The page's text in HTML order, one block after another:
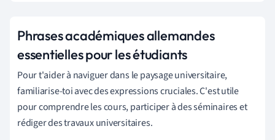
Phrases académiques allemandes
essentielles pour les étudiants
Pour t'aider à naviguer dans le paysage universitaire,
familiarise-toi avec des expressions cruciales. C'est utile
pour comprendre les cours, participer à des séminaires et
rédiger des travaux universitaires.